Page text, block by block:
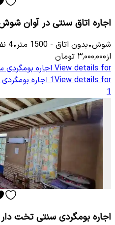
اجاره اتاق سنتی در آوان شوش
شوش•بدون اتاق -
1500 متر•
4
از۳٬۰۰۰٬۰۰۰ تومان
View details for اجاره
1View details for اجاره
1
اجاره بومگردی سنتی تخت